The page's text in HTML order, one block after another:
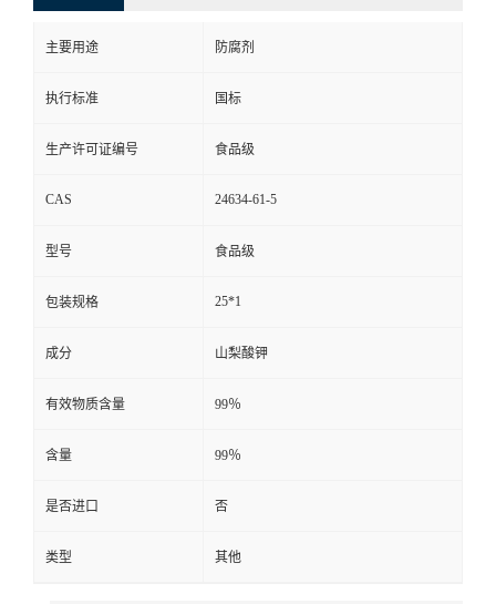
主要用途 防腐剂
执行标准 国标
生产许可证编号 食品级
CAS 24634-61-5
型号 食品级
包装规格 25*1
成分 山梨酸钾
有效物质含量 99％
含量 99％
是否进口 否
类型 其他